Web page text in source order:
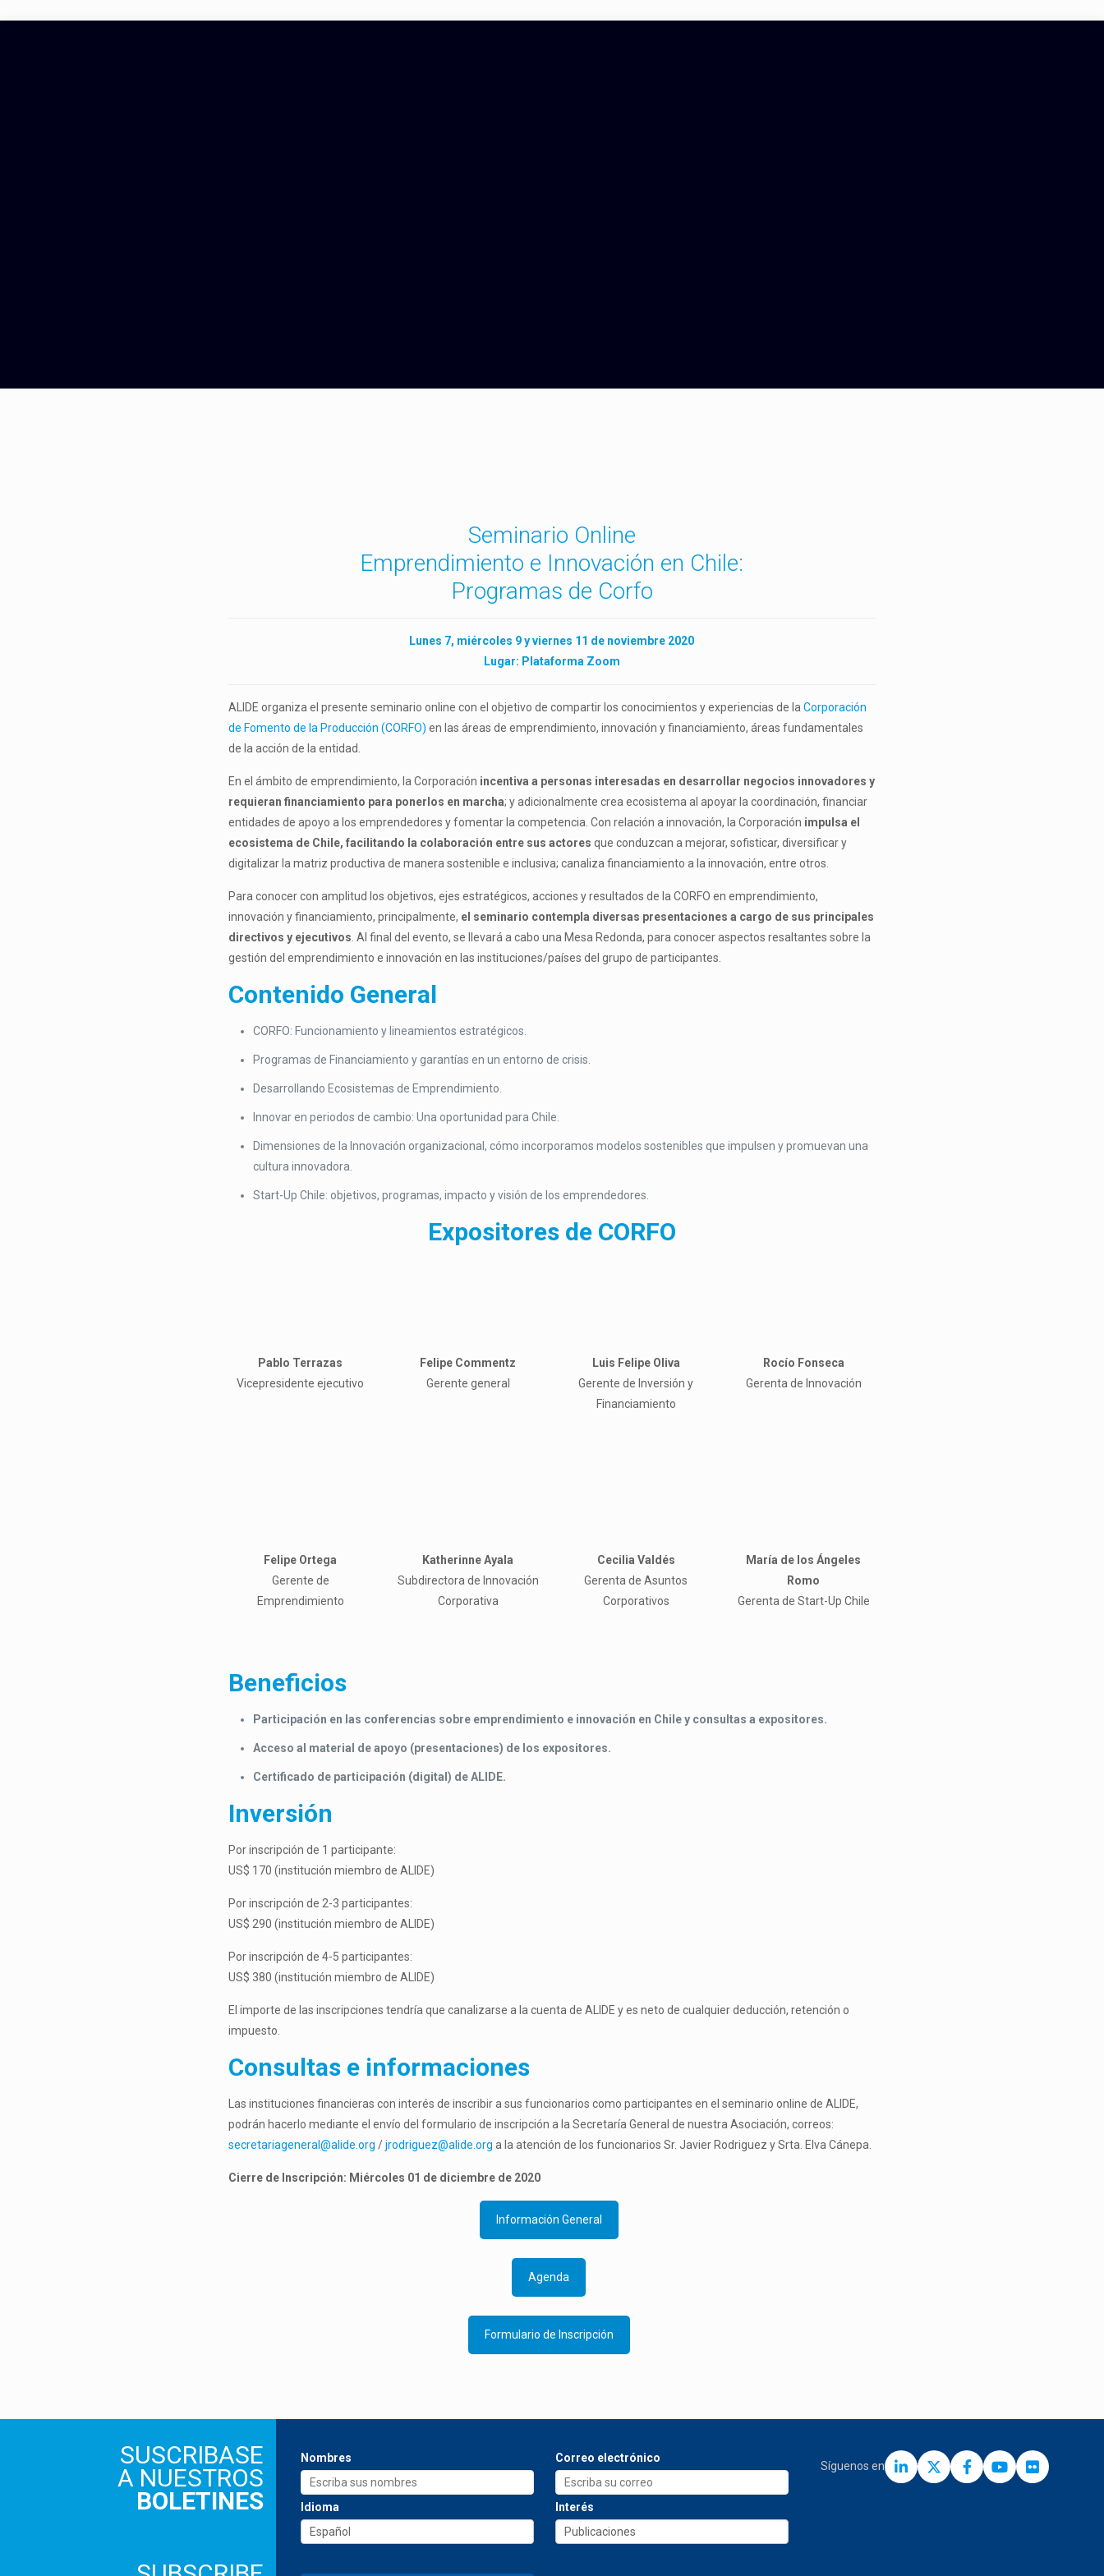
Seminario Online
Emprendimiento e Innovación en Chile:
Programas de Corfo
Lunes 7, miércoles 9 y viernes 11 de noviembre 2020
Lugar: Plataforma Zoom
ALIDE organiza el presente seminario online con el objetivo de compartir los conocimientos y experiencias de laCorporación
de Fomento de la Producción (CORFO) en las áreas de emprendimiento, innovación y financiamiento, áreas fundamentales
de la acción de la entidad.
En el ámbito de emprendimiento, la Corporación incentiva a personas interesadas en desarrollar negocios innovadores y
requieran financiamiento para ponerlos en marcha; y adicionalmente crea ecosistema al apoyar la coordinación, financiar
entidades de apoyo a los emprendedores y fomentar la competencia. Con relación a innovación, la Corporación impulsa el
ecosistema de Chile, facilitando la colaboración entre sus actores que conduzcan a mejorar, sofisticar, diversificar y
digitalizar la matriz productiva de manera sostenible e inclusiva; canaliza financiamiento a la innovación, entre otros.
Para conocer con amplitud los objetivos, ejes estratégicos, acciones y resultados de la CORFO en emprendimiento,
innovación y financiamiento, principalmente, el seminario contempla diversas presentaciones a cargo de sus principales
directivos y ejecutivos . Al final del evento, se llevará a cabo una Mesa Redonda, para conocer aspectos resaltantes sobre la
gestión del emprendimiento e innovación en las instituciones/países del grupo de participantes.
Contenido General
CORFO: Funcionamiento y lineamientos estratégicos.
Programas de Financiamiento y garantías en un entorno de crisis.
Desarrollando Ecosistemas de Emprendimiento.
Innovar en periodos de cambio: Una oportunidad para Chile.
Dimensiones de la Innovación organizacional, cómo incorporamos modelos sostenibles que impulsen y promuevan una
cultura innovadora.
Start-Up Chile: objetivos, programas, impacto y visión de los emprendedores.
Expositores de CORFO
Pablo Terrazas
Vicepresidente ejecutivo
Felipe Commentz
Gerente general
Luis Felipe Oliva
Gerente de Inversión y
Financiamiento
Rocío Fonseca
Gerenta de Innovación
Felipe Ortega
Gerente de
Emprendimiento
Katherinne Ayala
Subdirectora de Innovación
Corporativa
Cecilia Valdés
Gerenta de Asuntos
Corporativos
María de los Ángeles
Romo
Gerenta de Start-Up Chile
Beneficios
Participación en las conferencias sobre emprendimiento e innovación en Chile y consultas a expositores.
Acceso al material de apoyo (presentaciones) de los expositores.
Certificado de participación (digital) de ALIDE.
Inversión
Por inscripción de 1 participante:
US$ 170 (institución miembro de ALIDE)
Por inscripción de 2-3 participantes:
US$ 290 (institución miembro de ALIDE)
Por inscripción de 4-5 participantes:
US$ 380 (institución miembro de ALIDE)
El importe de las inscripciones tendría que canalizarse a la cuenta de ALIDE y es neto de cualquier deducción, retención o
impuesto.
Consultas e informaciones
Las instituciones financieras con interés de inscribir a sus funcionarios como participantes en el seminario online de ALIDE,
podrán hacerlo mediante el envío del formulario de inscripción a la Secretaría General de nuestra Asociación, correos:
secretariageneral@alide.org /jrodriguez@alide.org a la atención de los funcionarios Sr. Javier Rodriguez y Srta. Elva Cánepa.
Cierre de Inscripción: Miércoles 01 de diciembre de 2020
Información General
Agenda
Formulario de Inscripción
SUSCRIBASE
A NUESTROS
BOLETINES
Nombres
Idioma
Correo electrónico
Interés
Síguenos en